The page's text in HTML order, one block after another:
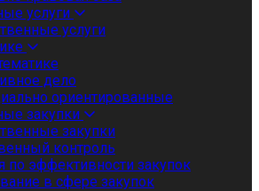
услуги
услуги
дело
ориентированные
закупки
закупки
контроль
по эффективности закупок
в сфере закупок